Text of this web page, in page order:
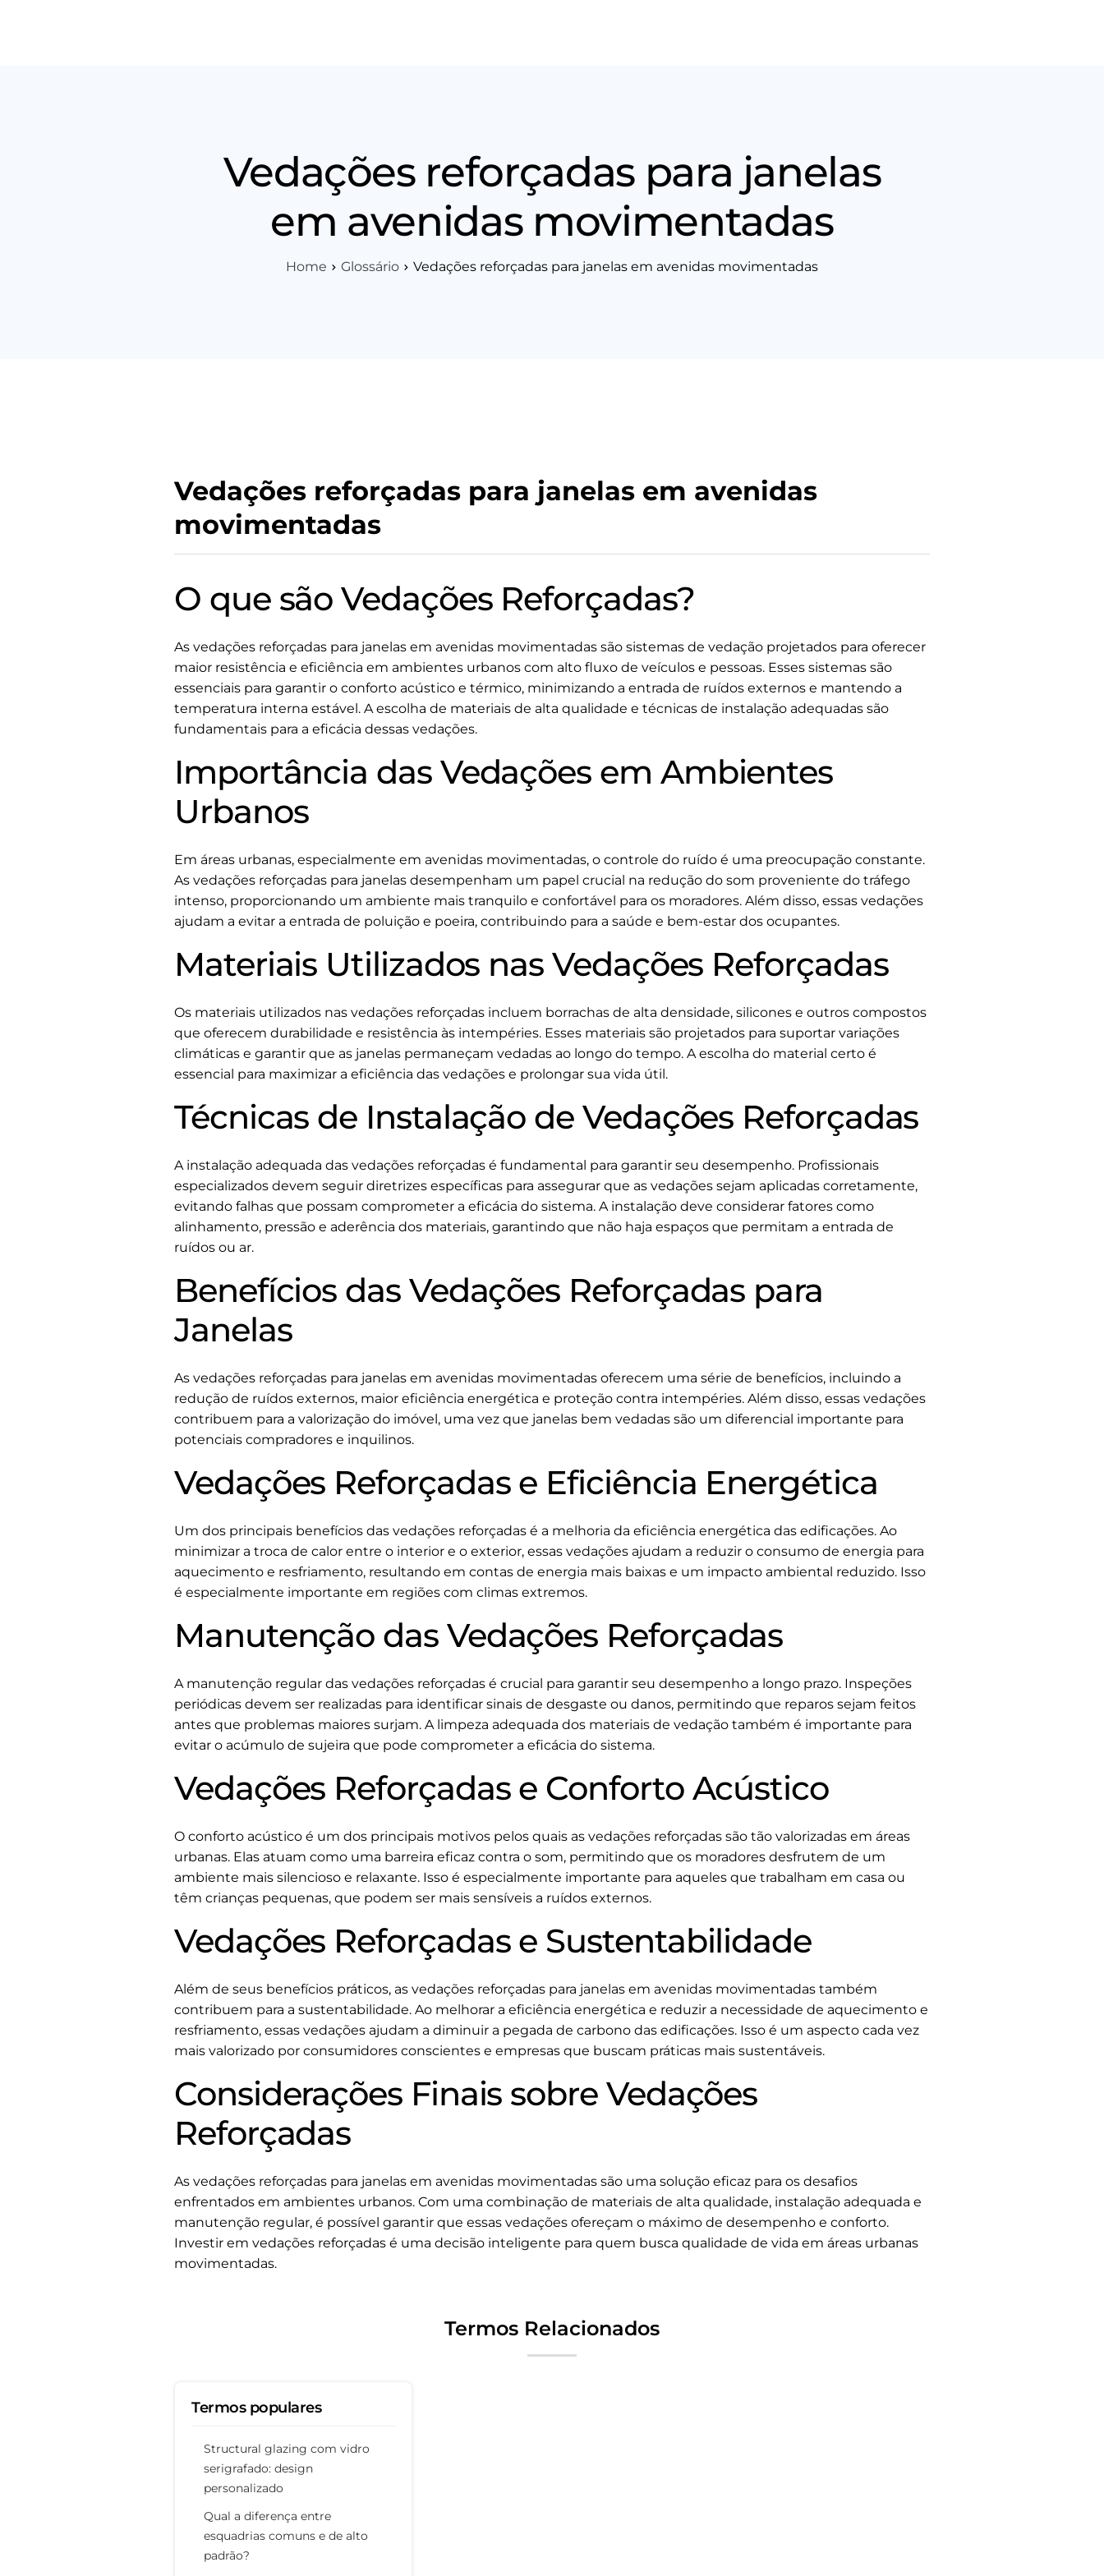
Vedações reforçadas para janelas
em avenidas movimentadas
Home Glossário Vedações reforçadas para janelas em avenidas movimentadas
Vedações reforçadas para janelas em avenidas
movimentadas
O que são Vedações Reforçadas?
As vedações reforçadas para janelas em avenidas movimentadas são sistemas de vedação projetados para oferecer
maior resistência e eficiência em ambientes urbanos com alto fluxo de veículos e pessoas. Esses sistemas são
essenciais para garantir o conforto acústico e térmico, minimizando a entrada de ruídos externos e mantendo a
temperatura interna estável. A escolha de materiais de alta qualidade e técnicas de instalação adequadas são
fundamentais para a eficácia dessas vedações.
Importância das Vedações em Ambientes
Urbanos
Em áreas urbanas, especialmente em avenidas movimentadas, o controle do ruído é uma preocupação constante.
As vedações reforçadas para janelas desempenham um papel crucial na redução do som proveniente do tráfego
intenso, proporcionando um ambiente mais tranquilo e confortável para os moradores. Além disso, essas vedações
ajudam a evitar a entrada de poluição e poeira, contribuindo para a saúde e bem-estar dos ocupantes.
Materiais Utilizados nas Vedações Reforçadas
Os materiais utilizados nas vedações reforçadas incluem borrachas de alta densidade, silicones e outros compostos
que oferecem durabilidade e resistência às intempéries. Esses materiais são projetados para suportar variações
climáticas e garantir que as janelas permaneçam vedadas ao longo do tempo. A escolha do material certo é
essencial para maximizar a eficiência das vedações e prolongar sua vida útil.
Técnicas de Instalação de Vedações Reforçadas
A instalação adequada das vedações reforçadas é fundamental para garantir seu desempenho. Profissionais
especializados devem seguir diretrizes específicas para assegurar que as vedações sejam aplicadas corretamente,
evitando falhas que possam comprometer a eficácia do sistema. A instalação deve considerar fatores como
alinhamento, pressão e aderência dos materiais, garantindo que não haja espaços que permitam a entrada de
ruídos ou ar.
Benefícios das Vedações Reforçadas para
Janelas
As vedações reforçadas para janelas em avenidas movimentadas oferecem uma série de benefícios, incluindo a
redução de ruídos externos, maior eficiência energética e proteção contra intempéries. Além disso, essas vedações
contribuem para a valorização do imóvel, uma vez que janelas bem vedadas são um diferencial importante para
potenciais compradores e inquilinos.
Vedações Reforçadas e Eficiência Energética
Um dos principais benefícios das vedações reforçadas é a melhoria da eficiência energética das edificações. Ao
minimizar a troca de calor entre o interior e o exterior, essas vedações ajudam a reduzir o consumo de energia para
aquecimento e resfriamento, resultando em contas de energia mais baixas e um impacto ambiental reduzido. Isso
é especialmente importante em regiões com climas extremos.
Manutenção das Vedações Reforçadas
A manutenção regular das vedações reforçadas é crucial para garantir seu desempenho a longo prazo. Inspeções
periódicas devem ser realizadas para identificar sinais de desgaste ou danos, permitindo que reparos sejam feitos
antes que problemas maiores surjam. A limpeza adequada dos materiais de vedação também é importante para
evitar o acúmulo de sujeira que pode comprometer a eficácia do sistema.
Vedações Reforçadas e Conforto Acústico
O conforto acústico é um dos principais motivos pelos quais as vedações reforçadas são tão valorizadas em áreas
urbanas. Elas atuam como uma barreira eficaz contra o som, permitindo que os moradores desfrutem de um
ambiente mais silencioso e relaxante. Isso é especialmente importante para aqueles que trabalham em casa ou
têm crianças pequenas, que podem ser mais sensíveis a ruídos externos.
Vedações Reforçadas e Sustentabilidade
Além de seus benefícios práticos, as vedações reforçadas para janelas em avenidas movimentadas também
contribuem para a sustentabilidade. Ao melhorar a eficiência energética e reduzir a necessidade de aquecimento e
resfriamento, essas vedações ajudam a diminuir a pegada de carbono das edificações. Isso é um aspecto cada vez
mais valorizado por consumidores conscientes e empresas que buscam práticas mais sustentáveis.
Considerações Finais sobre Vedações
Reforçadas
As vedações reforçadas para janelas em avenidas movimentadas são uma solução eficaz para os desafios
enfrentados em ambientes urbanos. Com uma combinação de materiais de alta qualidade, instalação adequada e
manutenção regular, é possível garantir que essas vedações ofereçam o máximo de desempenho e conforto.
Investir em vedações reforçadas é uma decisão inteligente para quem busca qualidade de vida em áreas urbanas
movimentadas.
Termos Relacionados
Termos populares
Structural glazing com vidro
serigrafado: design
personalizado
Qual a diferença entre
esquadrias comuns e de alto
padrão?